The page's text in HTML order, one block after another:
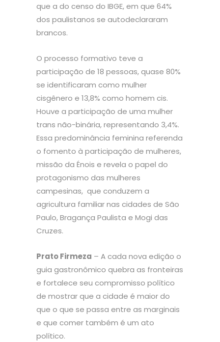
que a do censo do IBGE, em que 64%
dos paulistanos se autodeclararam
brancos.
O processo formativo teve a
participação de 18 pessoas, quase 80%
se identificaram como mulher
cisgênero e 13,8% como homem cis.
Houve a participação de uma mulher
trans não-binária, representando 3,4%.
Essa predominância feminina referenda
o fomento à participação de mulheres,
missão da Énois e revela o papel do
protagonismo das mulheres
campesinas, que conduzem a
agricultura familiar nas cidades de São
Paulo, Bragança Paulista e Mogi das
Cruzes.
Prato Firmeza – A cada nova edição o
guia gastronômico quebra as fronteiras
e fortalece seu compromisso político
de mostrar que a cidade é maior do
que o que se passa entre as marginais
e que comer também é um ato
político.